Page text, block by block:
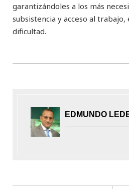
garantizándoles a los más
subsistencia y acceso al
dificultad.
EDMUNDO